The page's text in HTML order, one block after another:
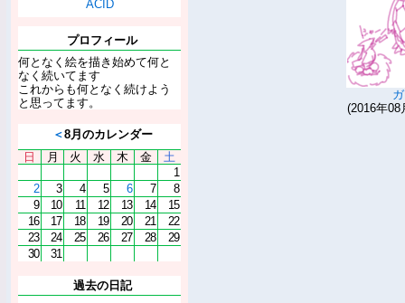
ACID
プロフィール
何となく絵を描き始めて何と
なく続いてます
これからも何となく続けよう
と思ってます。
＜8月のカレンダー
日
月 火 水 木 金
土
1
2
3 4 5 6 7
8
9
10 11 12 13 14
15
16
17 18 19 20 21
22
23
24 25 26 27 28
29
30
31
過去の日記
(2016年08